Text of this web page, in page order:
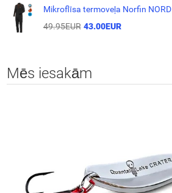
Mikroflīsa termoveļa Norfin NORD
49.95EUR 43.00EUR
Mēs iesakām